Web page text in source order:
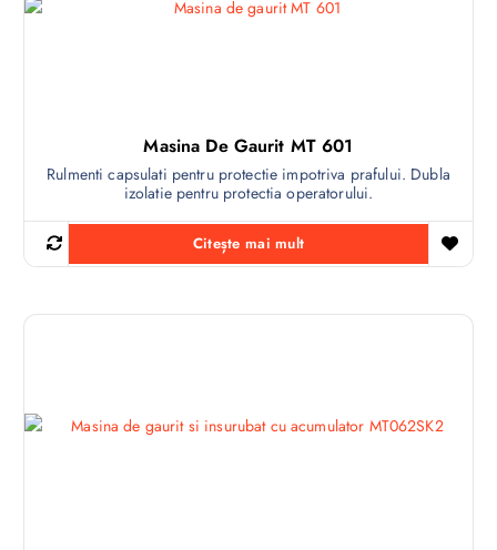
Masina De Gaurit MT 601
Rulmenti capsulati pentru protectie impotriva prafului. Dubla
izolatie pentru protectia operatorului.
Citește mai mult